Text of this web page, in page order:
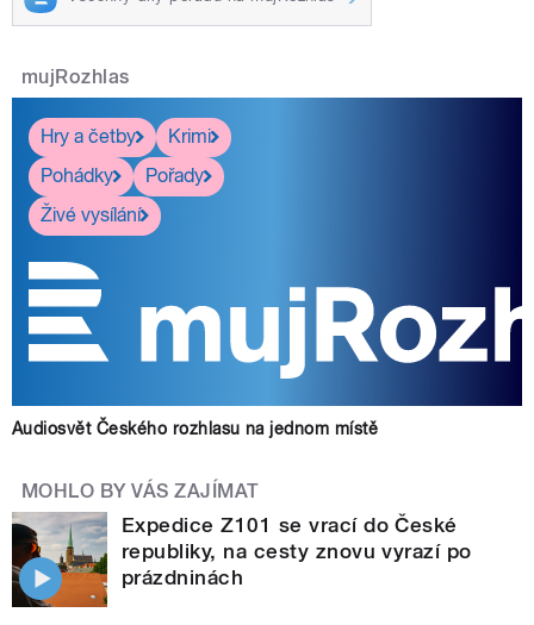
mujRozhlas
Hry a četby
Krimi
Pohádky
Pořady
Živé vysílání
Audiosvět Českého rozhlasu na jednom místě
MOHLO BY VÁS ZAJÍMAT
Expedice Z101 se vrací do České
republiky, na cesty znovu vyrazí po
prázdninách